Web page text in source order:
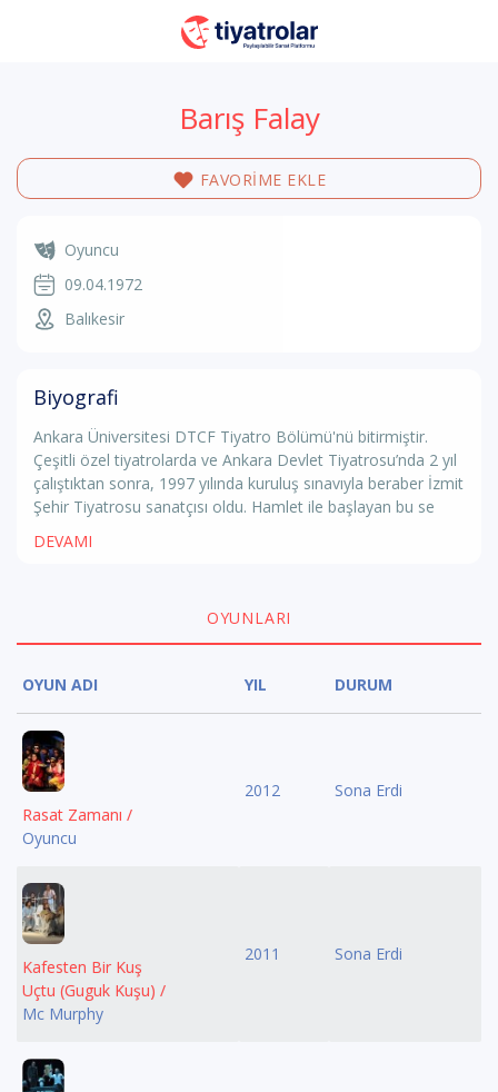
Barış Falay
FAVORİME EKLE
Oyuncu
09.04.1972
Balıkesir
Biyografi
Ankara Üniversitesi DTCF Tiyatro Bölümü'nü bitirmiştir.
Çeşitli özel tiyatrolarda ve Ankara Devlet Tiyatrosu’nda 2 yıl
çalıştıktan sonra, 1997 yılında kuruluş sınavıyla beraber İzmit
Şehir Tiyatrosu sanatçısı oldu. Hamlet ile başlayan bu se
DEVAMI
OYUNLARI
OYUN ADI YIL DURUM
Rasat Zamanı /
Oyuncu
2012 Sona Erdi
Kafesten Bir Kuş
Uçtu (Guguk Kuşu) /
Mc Murphy
2011 Sona Erdi